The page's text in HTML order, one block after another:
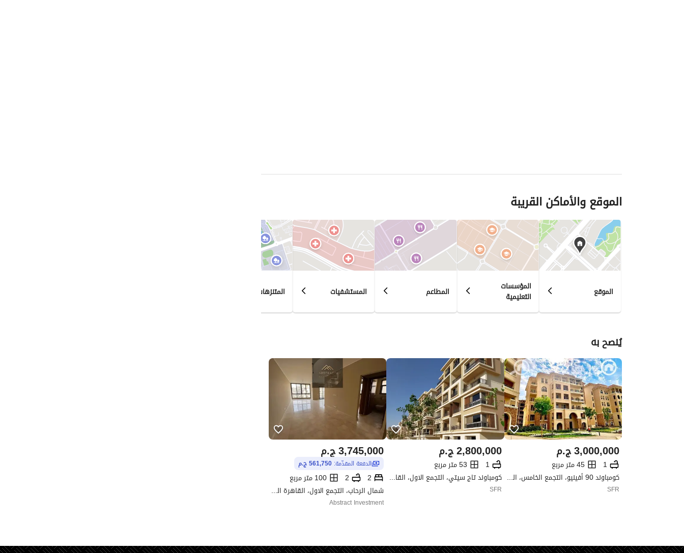
الموقع والأماكن القريبة
الموقع المؤسسات
التعليمية المطاعم المستشفيات المتنزهات
يُنصح به
ج.م3,000,000
1
45 متر مربع
كومباوند 90 أفينيو، التجمع الخامس، القاهرة الجديدة، القاهرة
SFR
ج.م2,800,000
1
53 متر مربع
كومباوند تاج سيتي، التجمع الاول، القاهرة الجديدة، القاهرة
SFR
ج.م3,745,000
الدفعة المقدّمة: 561,750 ج.م
2
2
100 متر مربع
شمال الرحاب، التجمع الاول، القاهرة الجديدة، القاهرة
Abstract Investment